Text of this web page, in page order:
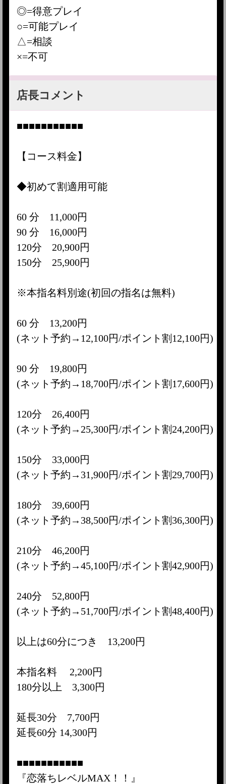
◎=得意プレイ
○=可能プレイ
△=相談
×=不可
店長コメント
■■■■■■■■■■■
【コース料金】
◆初めて割適用可能
60 分 11,000円
90 分 16,000円
120分 20,900円
150分 25,900円
※本指名料別途(初回の指名は無料)
60 分 13,200円
(ネット予約→12,100円/ポイント割12,100円)
90 分 19,800円
(ネット予約→18,700円/ポイント割17,600円)
120分 26,400円
(ネット予約→25,300円/ポイント割24,200円)
150分 33,000円
(ネット予約→31,900円/ポイント割29,700円)
180分 39,600円
(ネット予約→38,500円/ポイント割36,300円)
210分 46,200円
(ネット予約→45,100円/ポイント割42,900円)
240分 52,800円
(ネット予約→51,700円/ポイント割48,400円)
以上は60分につき 13,200円
本指名料 2,200円
180分以上 3,300円
延長30分 7,700円
延長60分 14,300円
■■■■■■■■■■■
『恋落ちレベルMAX！！』